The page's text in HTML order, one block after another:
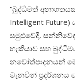
“බුද්ධිමත්
Intelligent Future)
සමුළුවේදී,
හැකියාව සහ
නවෝත්පාදනයන්
මැනවින් ප්රදර්ශනය